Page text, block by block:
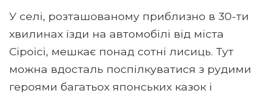
У селі, розташованому приблизно в 30-ти
хвилинах їзди на автомобілі від міста
Сіроісі, мешкає понад сотні лисиць. Тут
можна вдосталь поспілкуватися з рудими
героями багатьох японських казок і